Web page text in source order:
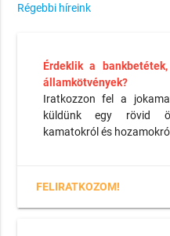
Régebbi híreink
Érdeklik a
államkötvények?
Iratkozzon fel a
küldünk egy rövid
kamatokról és
FELIRATKOZOM!